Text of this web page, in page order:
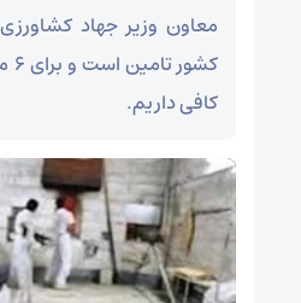
معاون وزیر جهاد
کافی داریم.